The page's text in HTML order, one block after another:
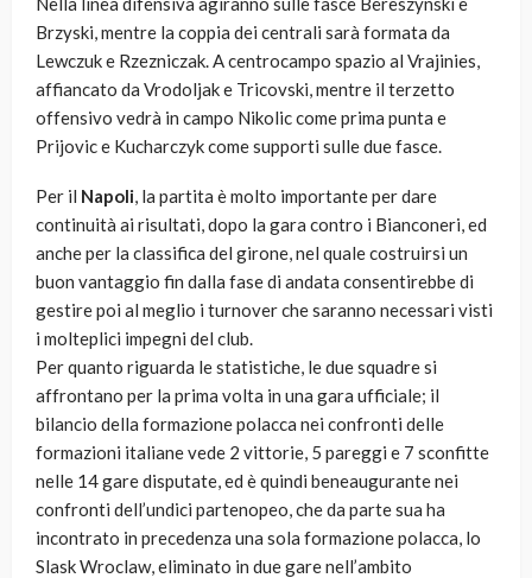
Brzyski, mentre la coppia dei centrali sarà formata da
Lewczuk e Rzezniczak. A centrocampo spazio al Vrajinies,
affiancato da Vrodoljak e Tricovski, mentre il terzetto
offensivo vedrà in campo Nikolic come prima punta e
Prijovic e Kucharczyk come supporti sulle due fasce.
Per il Napoli, la partita è molto importante per dare
continuità ai risultati, dopo la gara contro i Bianconeri, ed
anche per la classifica del girone, nel quale costruirsi un
buon vantaggio fin dalla fase di andata consentirebbe di
gestire poi al meglio i turnover che saranno necessari visti
i molteplici impegni del club.
Per quanto riguarda le statistiche, le due squadre si
affrontano per la prima volta in una gara ufficiale; il
bilancio della formazione polacca nei confronti delle
formazioni italiane vede 2 vittorie, 5 pareggi e 7 sconfitte
nelle 14 gare disputate, ed è quindi beneaugurante nei
confronti dell’undici partenopeo, che da parte sua ha
incontrato in precedenza una sola formazione polacca, lo
Slask Wroclaw, eliminato in due gare nell’ambito